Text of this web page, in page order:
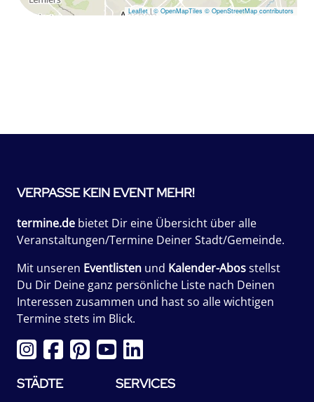
Leaflet | © OpenMapTiles © OpenStreetMap contributors
VERPASSE KEIN EVENT MEHR!
termine.de bietet Dir eine Übersicht über alle
Veranstaltungen/Termine Deiner Stadt/Gemeinde.
Mit unseren Eventlisten und Kalender-Abosstellst
Du Dir Deine ganz persönliche Liste nach Deinen
Interessen zusammen und hast so alle wichtigen
Termine stets im Blick.
STÄDTE SERVICES